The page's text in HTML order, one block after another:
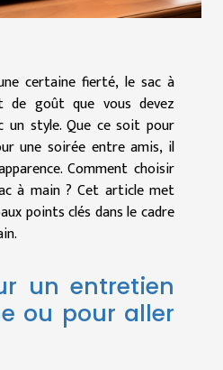
certaine fierté, le sac à
goût que vous devez
un style. Que ce soit pour
une soirée entre amis, il
Comment choisir
à main ? Cet article met
points clés dans le cadre
un entretien
ou pour aller